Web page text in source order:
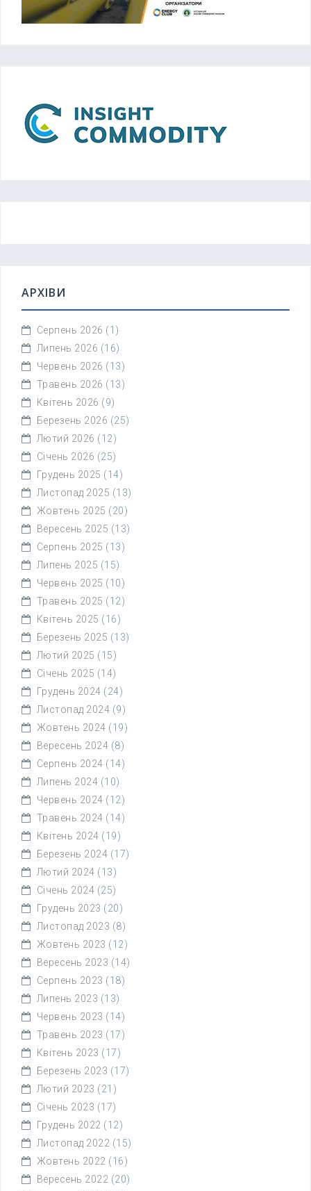
АРХІВИ
Серпень 2026 (1)
Липень 2026 (16)
Червень 2026 (13)
Травень 2026 (13)
Квітень 2026 (9)
Березень 2026 (25)
Лютий 2026 (12)
Січень 2026 (25)
Грудень 2025 (14)
Листопад 2025 (13)
Жовтень 2025 (20)
Вересень 2025 (13)
Серпень 2025 (13)
Липень 2025 (15)
Червень 2025 (10)
Травень 2025 (12)
Квітень 2025 (16)
Березень 2025 (13)
Лютий 2025 (15)
Січень 2025 (14)
Грудень 2024 (24)
Листопад 2024 (9)
Жовтень 2024 (19)
Вересень 2024 (8)
Серпень 2024 (14)
Липень 2024 (10)
Червень 2024 (12)
Травень 2024 (14)
Квітень 2024 (19)
Березень 2024 (17)
Лютий 2024 (13)
Січень 2024 (25)
Грудень 2023 (20)
Листопад 2023 (8)
Жовтень 2023 (12)
Вересень 2023 (14)
Серпень 2023 (18)
Липень 2023 (13)
Червень 2023 (14)
Травень 2023 (17)
Квітень 2023 (17)
Березень 2023 (17)
Лютий 2023 (21)
Січень 2023 (17)
Грудень 2022 (12)
Листопад 2022 (15)
Жовтень 2022 (16)
Вересень 2022 (20)